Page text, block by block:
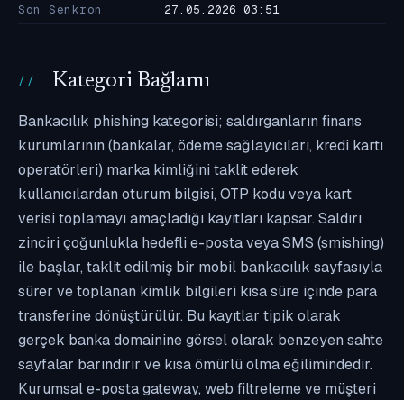
Son Senkron 27.05.2026 03:51
Kategori Bağlamı
Bankacılık phishing kategorisi; saldırganların finans
kurumlarının (bankalar, ödeme sağlayıcıları, kredi kartı
operatörleri) marka kimliğini taklit ederek
kullanıcılardan oturum bilgisi, OTP kodu veya kart
verisi toplamayı amaçladığı kayıtları kapsar. Saldırı
zinciri çoğunlukla hedefli e-posta veya SMS (smishing)
ile başlar, taklit edilmiş bir mobil bankacılık sayfasıyla
sürer ve toplanan kimlik bilgileri kısa süre içinde para
transferine dönüştürülür. Bu kayıtlar tipik olarak
gerçek banka domainine görsel olarak benzeyen sahte
sayfalar barındırır ve kısa ömürlü olma eğilimindedir.
Kurumsal e-posta gateway, web filtreleme ve müşteri